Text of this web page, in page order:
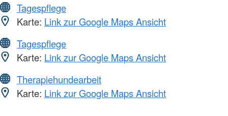
Tagespflege
Karte: Link zur Google Maps Ansicht
Tagespflege
Karte: Link zur Google Maps Ansicht
Therapiehundearbeit
Karte: Link zur Google Maps Ansicht